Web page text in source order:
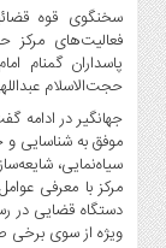
سخنگوی قوه
فعالیت‌های مرکز
پاسداران گمنام
حجت‌الاسلام
جهانگیر در ادامه
موفق به شناسایی و
سیاه‌نمایی،
مرکز با معرفی
دستگاه قضایی در
ویژه از سوی برخی